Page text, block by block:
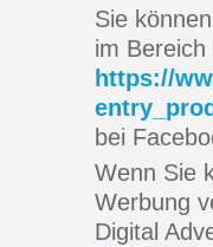
Sie
im
https://
bei
Wenn Sie
Werbung
Digital